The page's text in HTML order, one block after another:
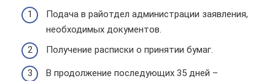
Подача в райотдел администрации заявления,
необходимых документов.
Получение расписки о принятии бумаг.
В продолжение последующих 35 дней –